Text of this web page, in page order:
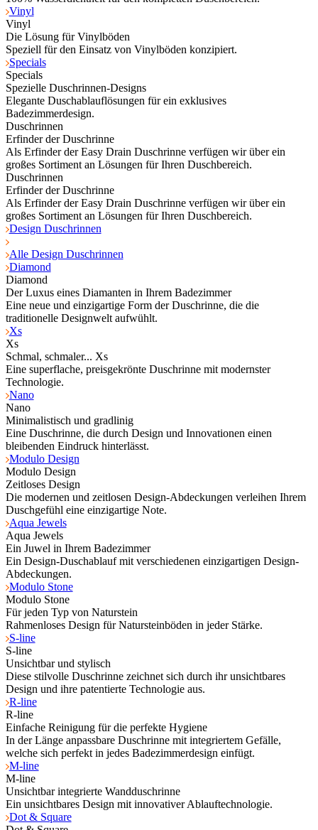
Vinyl
Vinyl
Die Lösung für Vinylböden
Speziell für den Einsatz von Vinylböden konzipiert.
Specials
Specials
Spezielle Duschrinnen-Designs
Elegante Duschablauflösungen für ein exklusives
Badezimmerdesign.
Duschrinnen
Erfinder der Duschrinne
Als Erfinder der Easy Drain Duschrinne verfügen wir über ein
großes Sortiment an Lösungen für Ihren Duschbereich.
Duschrinnen
Erfinder der Duschrinne
Als Erfinder der Easy Drain Duschrinne verfügen wir über ein
großes Sortiment an Lösungen für Ihren Duschbereich.
Design Duschrinnen
Alle Design Duschrinnen
Diamond
Diamond
Der Luxus eines Diamanten in Ihrem Badezimmer
Eine neue und einzigartige Form der Duschrinne, die die
traditionelle Designwelt aufwühlt.
Xs
Xs
Schmal, schmaler... Xs
Eine superflache, preisgekrönte Duschrinne mit modernster
Technologie.
Nano
Nano
Minimalistisch und gradlinig
Eine Duschrinne, die durch Design und Innovationen einen
bleibenden Eindruck hinterlässt.
Modulo Design
Modulo Design
Zeitloses Design
Die modernen und zeitlosen Design-Abdeckungen verleihen Ihrem
Duschgefühl eine einzigartige Note.
Aqua Jewels
Aqua Jewels
Ein Juwel in Ihrem Badezimmer
Ein Design-Duschablauf mit verschiedenen einzigartigen Design-
Abdeckungen.
Modulo Stone
Modulo Stone
Für jeden Typ von Naturstein
Rahmenloses Design für Natursteinböden in jeder Stärke.
S-line
S-line
Unsichtbar und stylisch
Diese stilvolle Duschrinne zeichnet sich durch ihr unsichtbares
Design und ihre patentierte Technologie aus.
R-line
R-line
Einfache Reinigung für die perfekte Hygiene
In der Länge anpassbare Duschrinne mit integriertem Gefälle,
welche sich perfekt in jedes Badezimmerdesign einfügt.
M-line
M-line
Unsichtbar integrierte Wandduschrinne
Ein unsichtbares Design mit innovativer Ablauftechnologie.
Dot & Square